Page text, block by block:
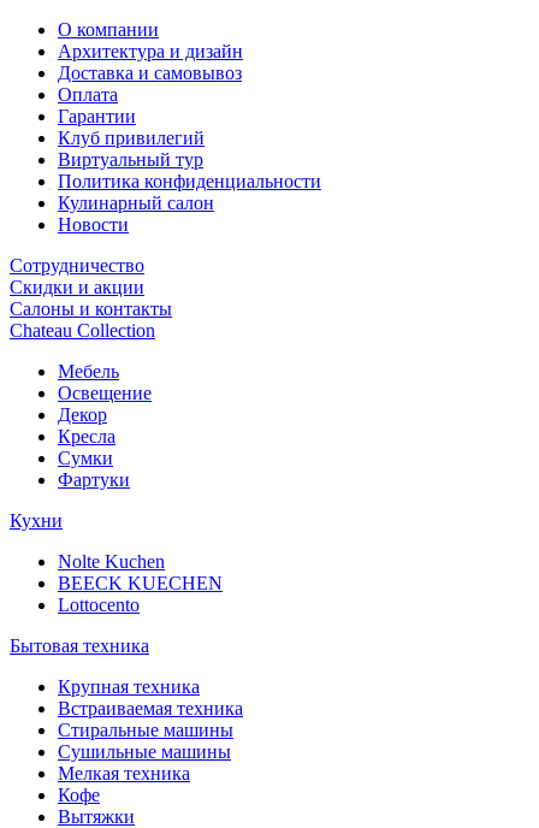
О компании
Архитектура и дизайн
Доставка и самовывоз
Оплата
Гарантии
Клуб привилегий
Виртуальный тур
Политика конфиденциальности
Кулинарный салон
Новости
Сотрудничество
Скидки и акции
Салоны и контакты
Chateau Collection
Мебель
Освещение
Декор
Кресла
Сумки
Фартуки
Кухни
Nolte Kuchen
BEECK KUECHEN
Lottocento
Бытовая техника
Крупная техника
Встраиваемая техника
Стиральные машины
Сушильные машины
Мелкая техника
Кофе
Вытяжки